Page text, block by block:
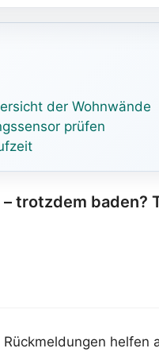
der Wohnwände
prüfen
trotzdem baden?